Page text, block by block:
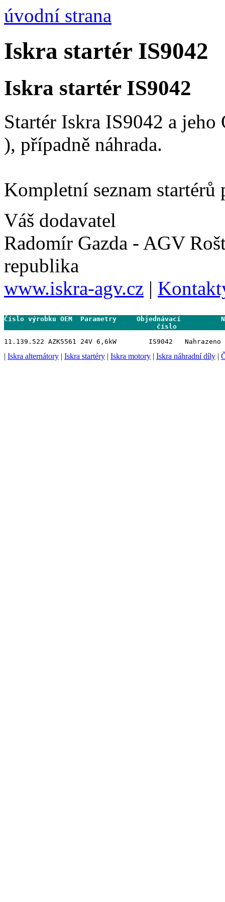
úvodní strana
Iskra startér IS9042
Iskra startér IS9042
Startér Iskra IS9042 a
), případně náhrada.
Kompletní seznam
Váš dodavatel
Radomír Gazda - AGV
republika
www.iskra-agv.cz |
Číslo výrobku OEM  Parametry
| Iskra alternátory | Iskra startéry | Iskra motory | Iskra náhradní díly |